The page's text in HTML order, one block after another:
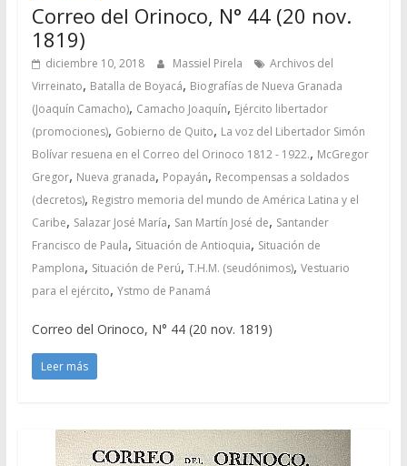
Correo del Orinoco, N° 44 (20 nov.
1819)
diciembre 10, 2018 Massiel Pirela
Archivos del
Virreinato, Batalla de Boyacá, Biografías de Nueva Granada
(Joaquín Camacho), Camacho Joaquín, Ejército libertador
(promociones), Gobierno de Quito, La voz del Libertador Simón
Bolívar resuena en el Correo del Orinoco 1812 - 1922., McGregor
Gregor, Nueva granada, Popayán, Recompensas a soldados
(decretos), Registro memoria del mundo de América Latina y el
Caribe, Salazar José María, San Martín José de, Santander
Francisco de Paula, Situación de Antioquia, Situación de
Pamplona, Situación de Perú, T.H.M. (seudónimos), Vestuario
para el ejército, Ystmo de Panamá
Correo del Orinoco, N° 44 (20 nov. 1819)
Leer más